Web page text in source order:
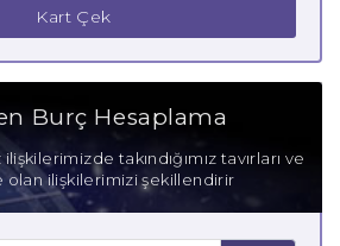
Kart Çek
Burç Hesaplama
takındığımız tavırları ve
olan ilişkilerimizi şekillendirir